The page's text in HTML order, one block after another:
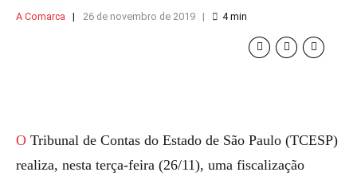
A Comarca 26 de novembro de 2019 4min
O Tribunal de Contas do Estado de São Paulo (TCESP)
realiza, nesta terça-feira (26/11), uma fiscalização